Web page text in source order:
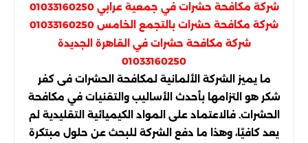
شركة مكافحة حشرات في جمعية عرابي 01033160250
شركة مكافحة حشرات بالتجمع الخامس 01033160250
شركة مكافحة حشرات في القاهرة الجديدة
01033160250
ما يميز الشركة الألمانية لمكافحة الحشرات فى كفر
شكر هو التزامها بأحدث الأساليب والتقنيات في مكافحة
الحشرات. فالاعتماد على المواد الكيميائية التقليدية لم
يعد كافيًا، وهذا ما دفع الشركة للبحث عن حلول مبتكرة